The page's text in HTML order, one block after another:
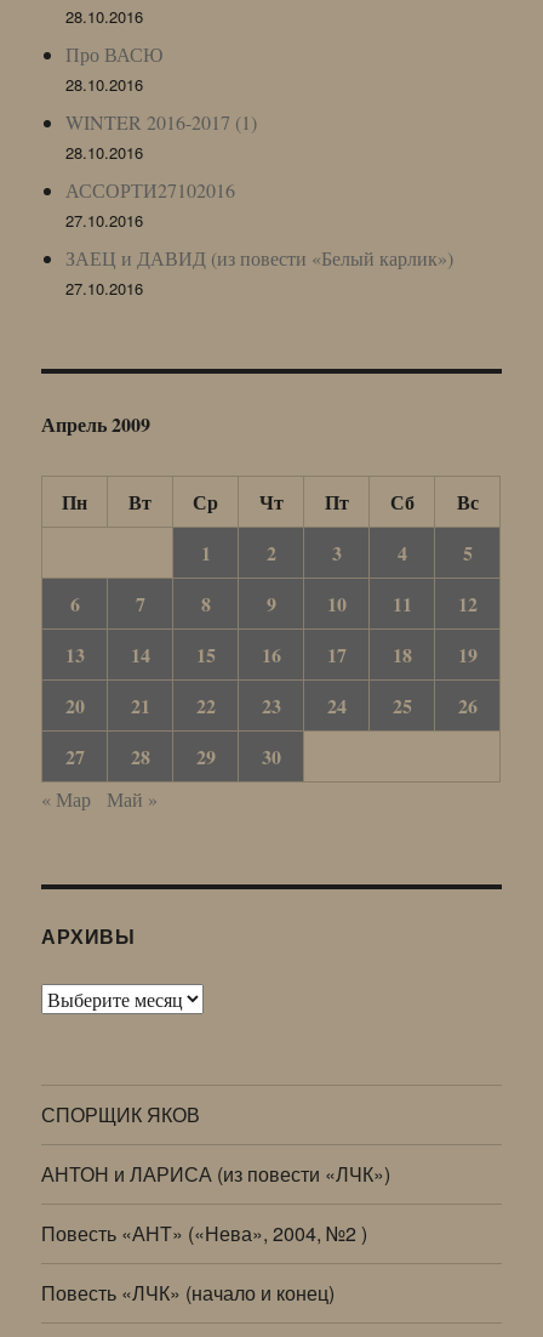
28.10.2016
Про ВАСЮ
28.10.2016
WINTER 2016-2017 (1)
28.10.2016
АССОРТИ27102016
27.10.2016
ЗАЕЦ и ДАВИД (из повести «Белый карлик»)
27.10.2016
Апрель 2009
Пн Вт Ср Чт Пт Сб
Вс
1
2 3 4
5
6
7 8 9 10 11
12
13
14 15 16 17 18
19
20
21 22 23 24 25
26
27
28 29 30
« Мар Май »
АРХИВЫ
Архивы
СПОРЩИК ЯКОВ
АНТОН и ЛАРИСА (из повести «ЛЧК»)
Повесть «АНТ» («Нева», 2004, №2 )
Повесть «ЛЧК» (начало и конец)